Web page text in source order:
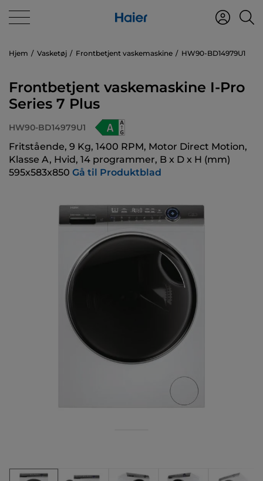
Hjem Vasketøj Frontbetjent vaskemaskine HW90-BD14979U1
Frontbetjent vaskemaskine I-Pro
Series 7 Plus
HW90-BD14979U1
Fritstående, 9 Kg, 1400 RPM, Motor Direct Motion,
Klasse A, Hvid, 14 programmer, B x D x H (mm)
595x583x850 Gå til Produktblad